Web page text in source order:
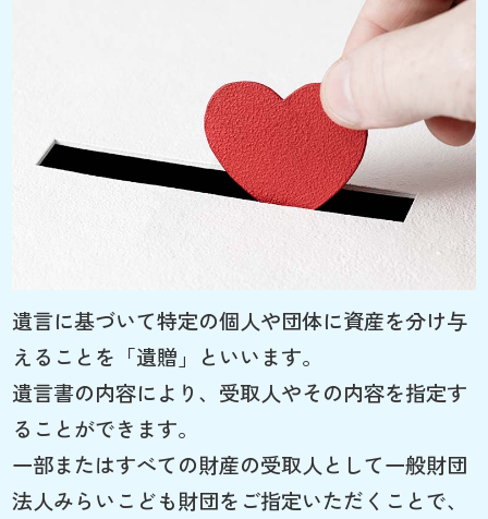
遺言に基づいて特定の個人や団体に資産を分け与
えることを「遺贈」といいます。
遺言書の内容により、受取人やその内容を指定す
ることができます。
一部またはすべての財産の受取人として一般財団
法人みらいこども財団をご指定いただくことで、